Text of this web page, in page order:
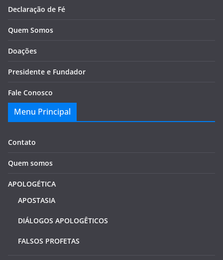
Declaração de Fé
Quem Somos
Doações
Presidente e Fundador
Fale Conosco
Menu Principal
Contato
Quem somos
APOLOGÉTICA
APOSTASIA
DIÁLOGOS APOLOGÊTICOS
FALSOS PROFETAS